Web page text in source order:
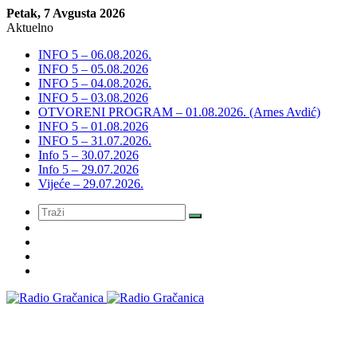
Petak, 7 Avgusta 2026
Aktuelno
INFO 5 – 06.08.2026.
INFO 5 – 05.08.2026
INFO 5 – 04.08.2026.
INFO 5 – 03.08.2026
OTVORENI PROGRAM – 01.08.2026. (Arnes Avdić)
INFO 5 – 01.08.2026
INFO 5 – 31.07.2026.
Info 5 – 30.07.2026
Info 5 – 29.07.2026
Vijeće – 29.07.2026.
Meni